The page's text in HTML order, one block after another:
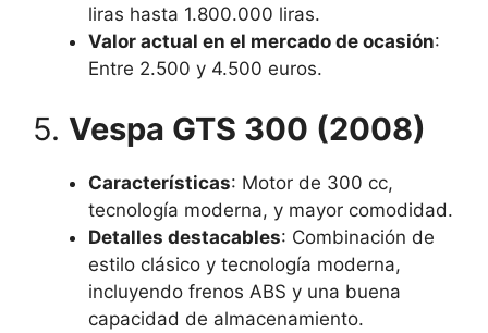
liras hasta 1.800.000 liras.
Valor actual en el mercado de ocasión:
Entre 2.500 y 4.500 euros.
5. Vespa GTS 300 (2008)
Características: Motor de 300 cc,
tecnología moderna, y mayor comodidad.
Detalles destacables: Combinación de
estilo clásico y tecnología moderna,
incluyendo frenos ABS y una buena
capacidad de almacenamiento.